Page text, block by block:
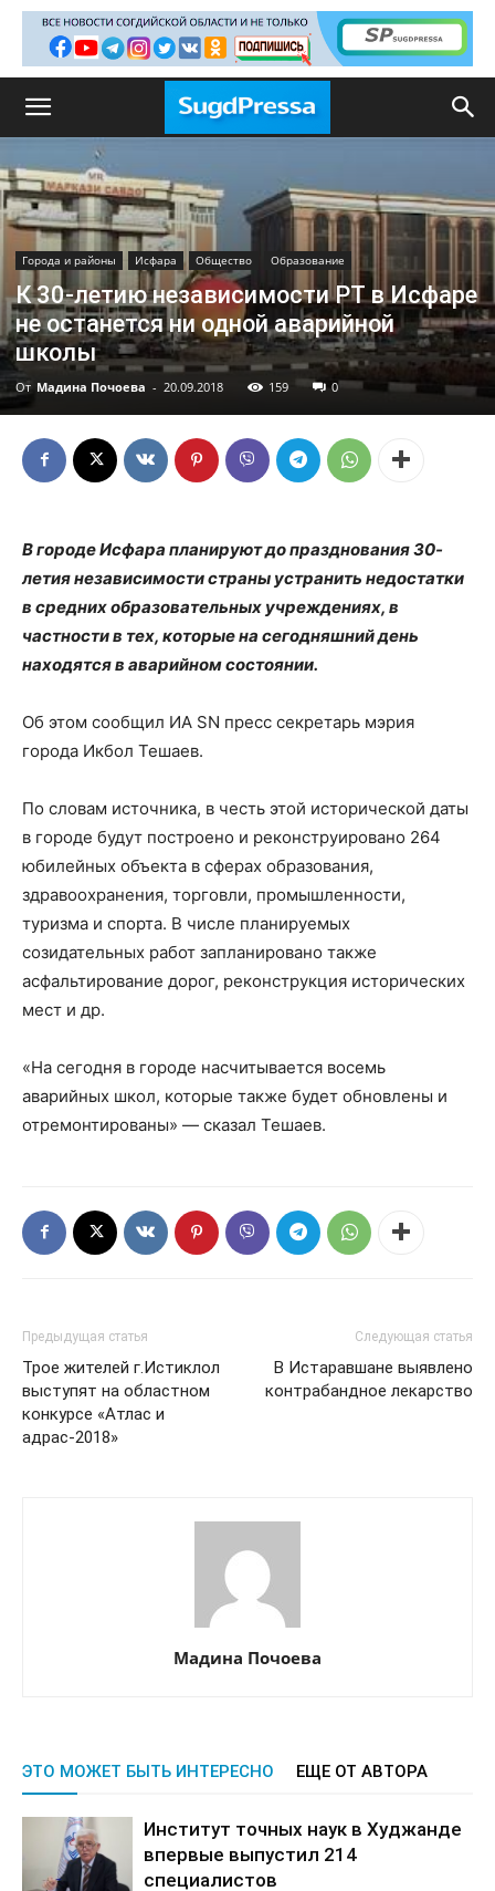
Города и районы Исфара Общество Образование
К 30-летию независимости РТ в Исфаре
не останется ни одной аварийной
школы
От Мадина Почоева - 20.09.2018 159 0
В городе Исфара планируют до празднования 30-
летия независимости страны устранить недостатки
в средних образовательных учреждениях, в
частности в тех, которые на сегодняшний день
находятся в аварийном состоянии.
Об этом сообщил ИА SN пресс секретарь мэрия
города Икбол Тешаев.
По словам источника, в честь этой исторической даты
в городе будут построено и реконструировано 264
юбилейных объекта в сферах образования,
здравоохранения, торговли, промышленности,
туризма и спорта. В числе планируемых
созидательных работ запланировано также
асфальтирование дорог, реконструкция исторических
мест и др.
«На сегодня в городе насчитывается восемь
аварийных школ, которые также будет обновлены и
отремонтированы» — сказал Тешаев.
Предыдущая статья
Трое жителей г.Истиклол
выступят на областном
конкурсе «Атлас и
адрас-2018»
Следующая статья
В Истаравшане выявлено
контрабандное лекарство
Мадина Почоева
ЭТО МОЖЕТ БЫТЬ ИНТЕРЕСНО ЕЩЕ ОТ АВТОРА
Институт точных наук в Худжанде
впервые выпустил 214
специалистов